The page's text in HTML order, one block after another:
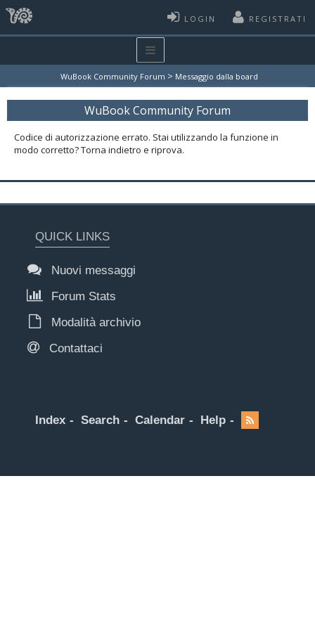
LOGIN REGISTRATI
WuBook Community Forum > Messaggio dalla board
WuBook Community Forum
Codice di autorizzazione errato. Stai utilizzando la funzione in
modo corretto? Torna indietro e riprova.
QUICK LINKS
Nuovi messaggi
Forum Stats
Modalità archivio
Contattaci
Index Search Calendar Help